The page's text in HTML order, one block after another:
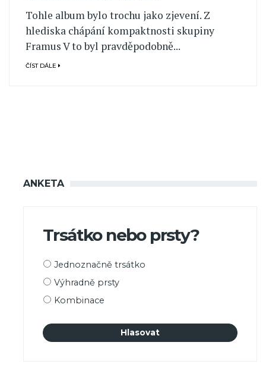
Tohle album bylo trochu jako zjevení. Z
hlediska chápání kompaktnosti skupiny
Framus V to byl pravděpodobně...
ČÍST DÁLE
ANKETA
Trsátko nebo prsty?
Možnosti
Jednoznačně trsátko
Výhradně prsty
Kombinace